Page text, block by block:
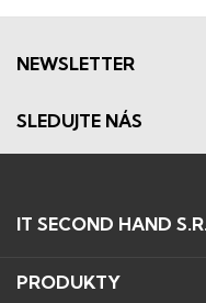
NEWSLETTER
SLEDUJTE NÁS
IT SECOND HAND
PRODUKTY